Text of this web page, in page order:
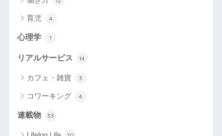
育児 4
心理学 1
リアルサービス 14
カフェ・雑貨 3
コワーキング 4
連載物 33